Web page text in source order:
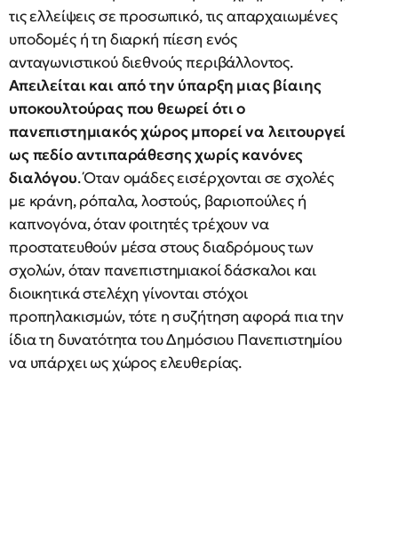
τις ελλείψεις σε προσωπικό, τις απαρχαιωμένες
υποδομές ή τη διαρκή πίεση ενός
ανταγωνιστικού διεθνούς περιβάλλοντος.
Απειλείται και από την ύπαρξη μιας βίαιης
υποκουλτούρας που θεωρεί ότι ο
πανεπιστημιακός χώρος μπορεί να λειτουργεί
ως πεδίο αντιπαράθεσης χωρίς κανόνες
διαλόγου. Όταν ομάδες εισέρχονται σε σχολές
με κράνη, ρόπαλα, λοστούς, βαριοπούλες ή
καπνογόνα, όταν φοιτητές τρέχουν να
προστατευθούν μέσα στους διαδρόμους των
σχολών, όταν πανεπιστημιακοί δάσκαλοι και
διοικητικά στελέχη γίνονται στόχοι
προπηλακισμών, τότε η συζήτηση αφορά πια την
ίδια τη δυνατότητα του Δημόσιου Πανεπιστημίου
να υπάρχει ως χώρος ελευθερίας.